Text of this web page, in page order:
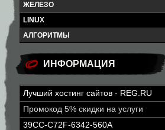
ЖЕЛЕЗО
LINUX
АЛГОРИТМЫ
ИНФОРМАЦИЯ
Лучший хостинг сайтов - REG.RU
Промокод 5% скидки на услуги
39CC-C72F-6342-560A